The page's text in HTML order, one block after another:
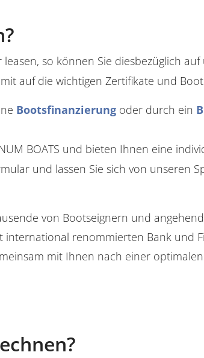
so können Sie diesbezüglich auf
auf die wichtigen Zertifikate und
Bootsfinanzierung oder durch ein
BOATS und bieten Ihnen eine
und lassen Sie sich von unseren
von Bootseignern und
international renommierten Bank und
mit Ihnen nach einer